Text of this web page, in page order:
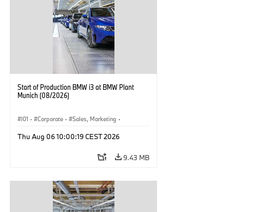
Start of Production BMW i3 at BMW Plant
Munich (08/2026)
I01 · Corporate · Sales, Marketing ·
Thu Aug 06 10:00:19 CEST 2026
9.43 MB